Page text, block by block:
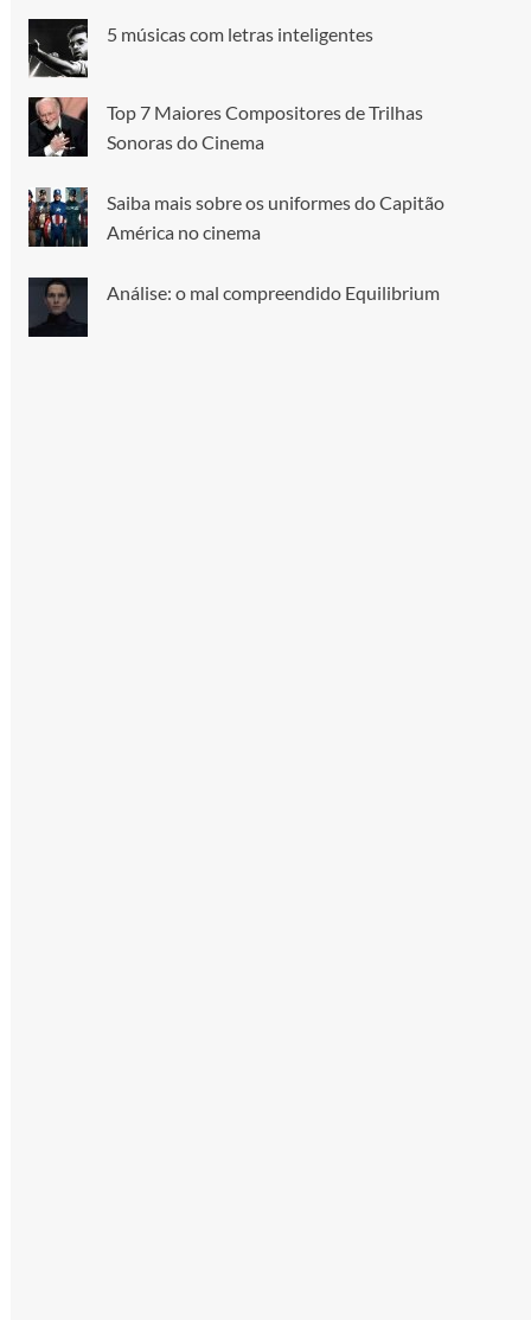
5 músicas com letras inteligentes
Top 7 Maiores Compositores de Trilhas
Sonoras do Cinema
Saiba mais sobre os uniformes do Capitão
América no cinema
Análise: o mal compreendido Equilibrium